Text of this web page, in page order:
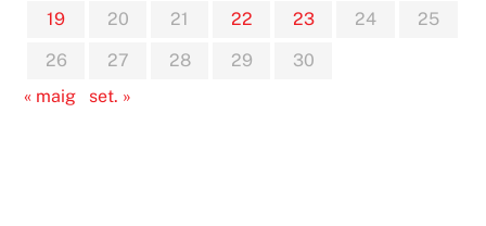
19
20 21 22 23 24
25
26
27 28 29
30
« maig
set. »